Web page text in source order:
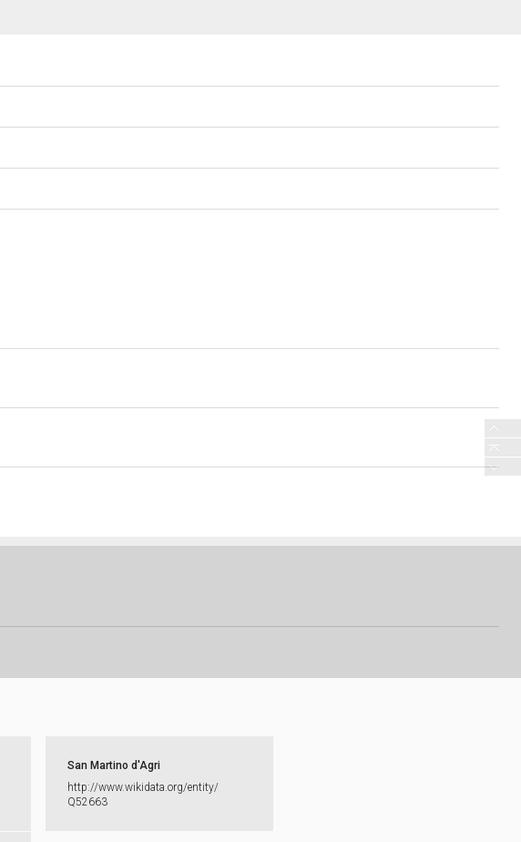
San Martino d'Agri
http:​/​/​www.​wikidata.​org/​entity/​
Q52663